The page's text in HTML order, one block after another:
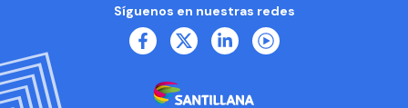
Síguenos en nuestras redes